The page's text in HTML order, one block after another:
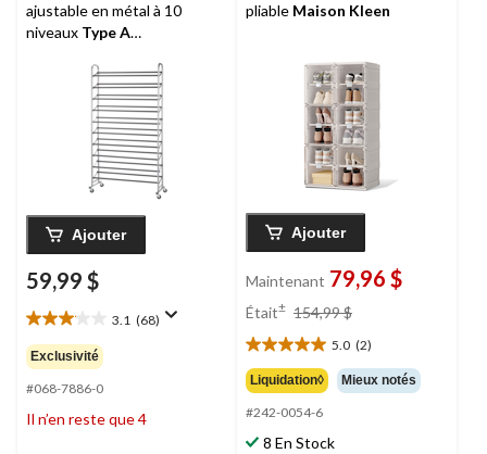
ajustable en métal à 10
niveaux Type A
jusqu’à 50 paires de
chaussures, noir
Ajouter
59,99 $
3.1 (68)
3.1
étoile(s)
sur
5.
68
évaluations
Exclusivité
#068-7886-0
Il n’en reste que 4
pliable Maison Kleen
Ajouter
Maintenant 79,96 $
Était± 154,99 $
154,99 $
5.0 (2)
5.0
étoile(s)
sur
5.
2
Liquidation◊ Mieux notés
#242-0054-6
8 En Stock